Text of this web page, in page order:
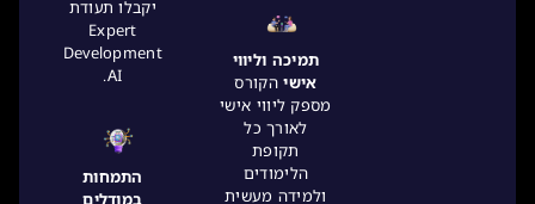
תמיכה וליווי
אישיהקורס
מספק ליווי אישי
לאורך כל
תקופת
הלימודים
ולמידה מעשית
יקבלו תעודת
Expert
Development
AI.
התמחות
במודלים